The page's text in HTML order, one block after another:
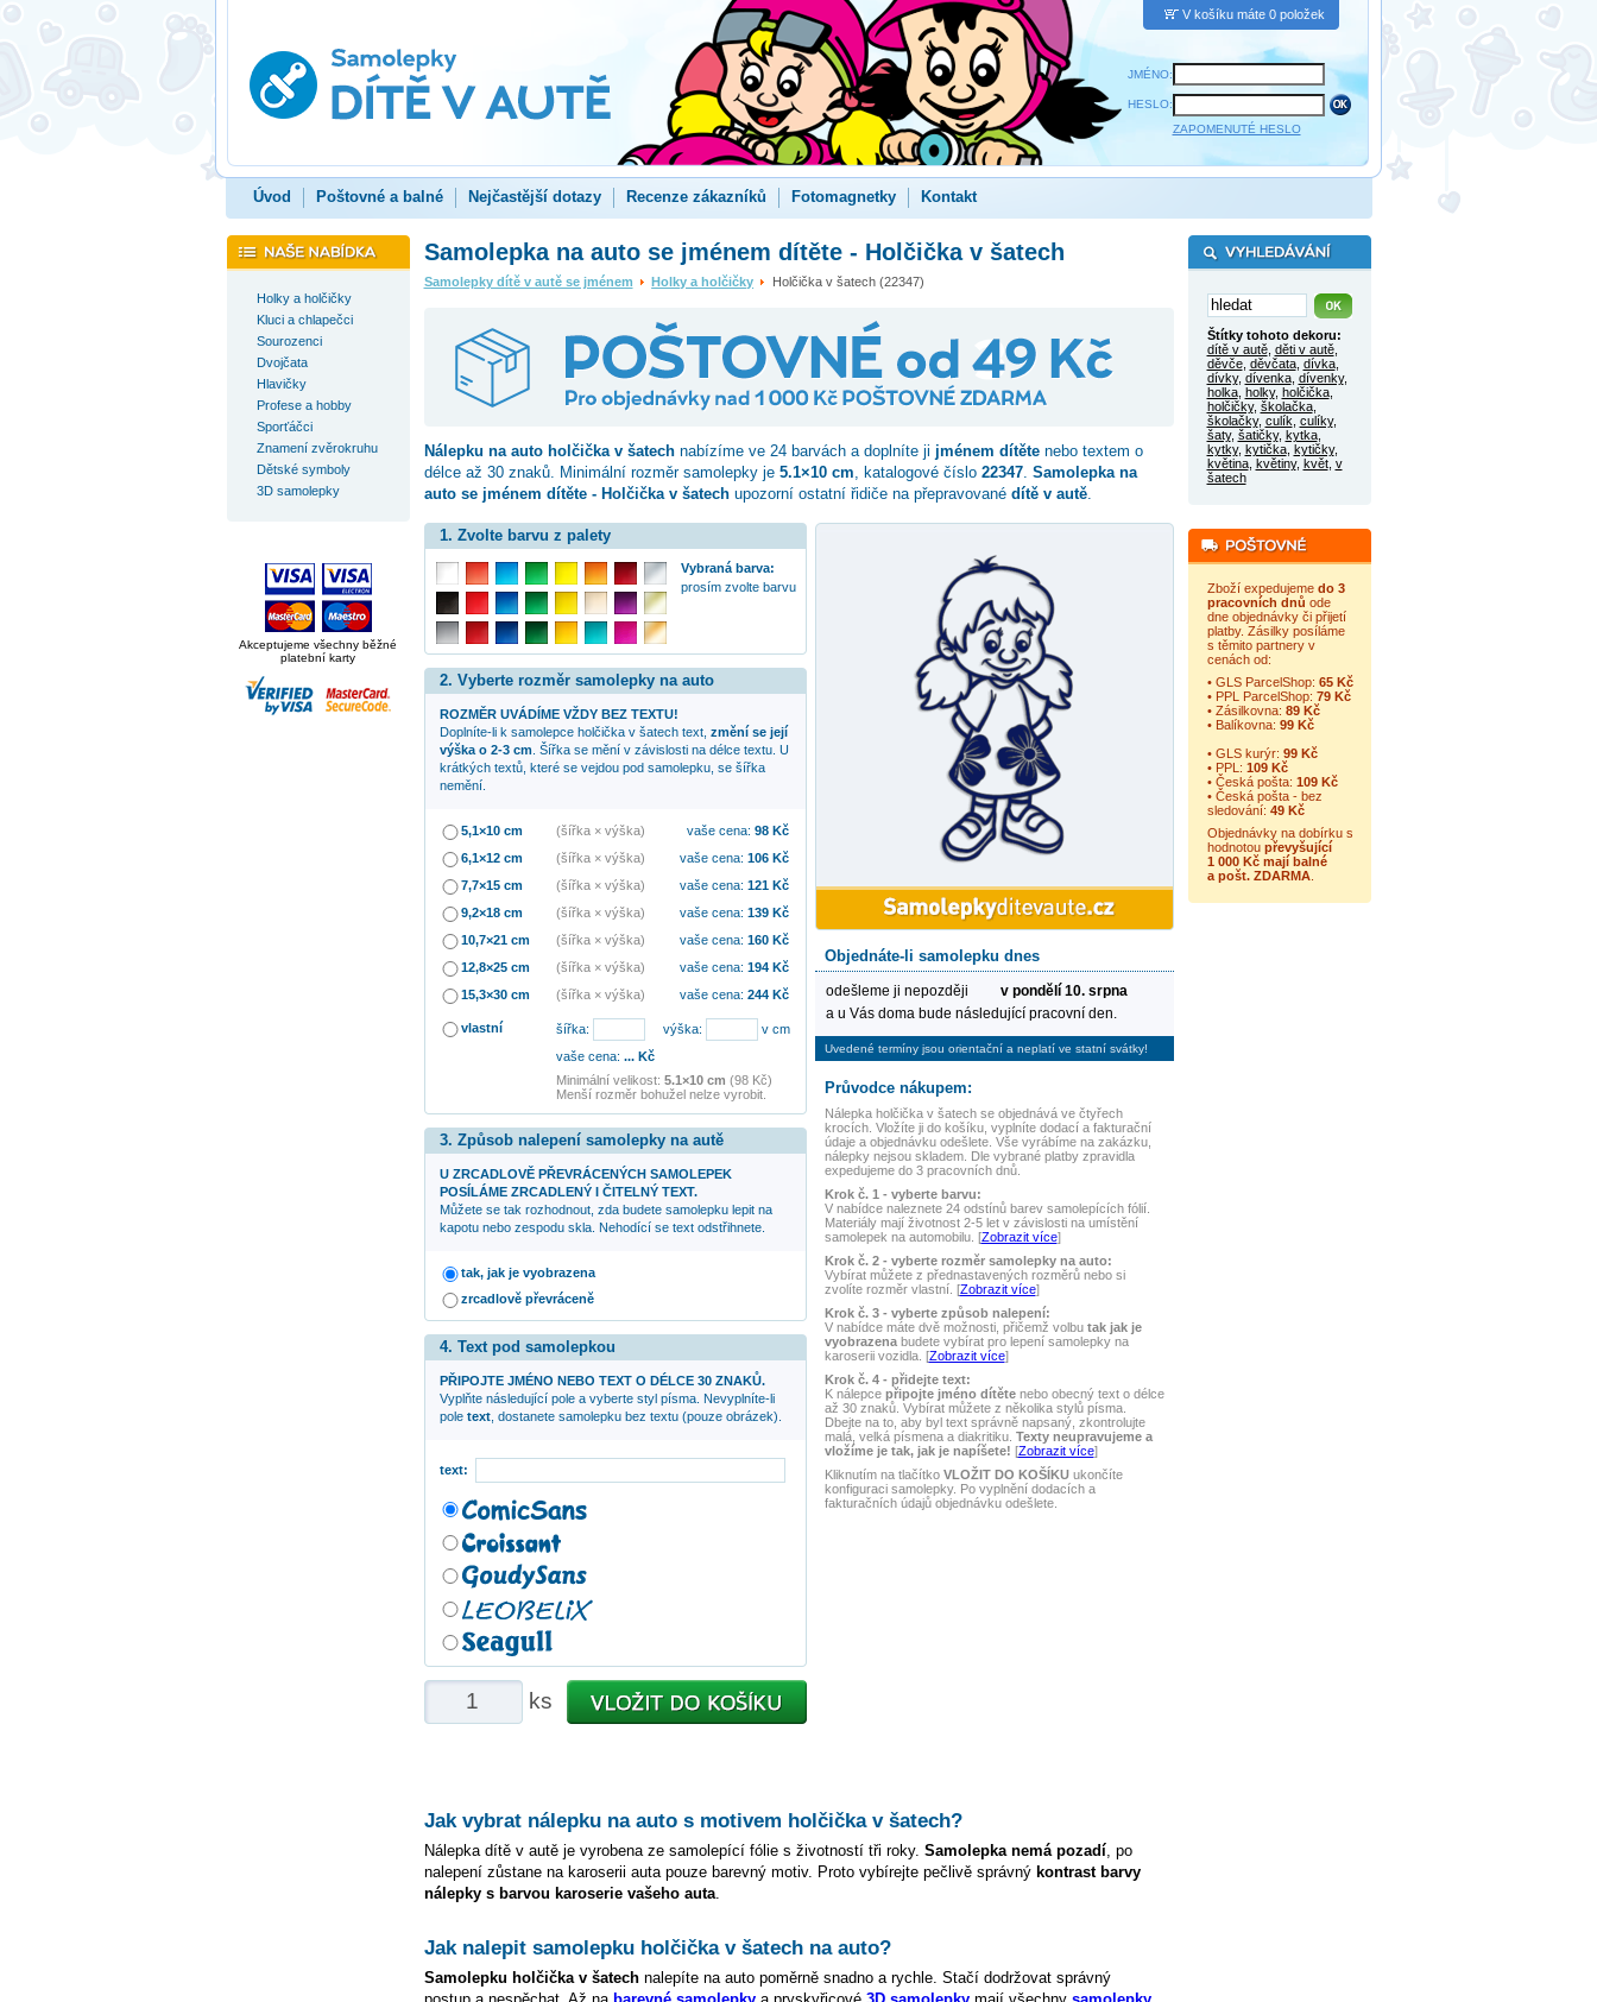
V košíku máte 0 položek
JMÉNO:
HESLO:
ZAPOMENUTÉ HESLO
Úvod Poštovné a balné Nejčastější dotazy Recenze zákazníků Fotomagnetky Kontakt
Holky a holčičky
Kluci a chlapečci
Sourozenci
Dvojčata
Hlavičky
Profese a hobby
Sporťáčci
Znamení zvěrokruhu
Dětské symboly
3D samolepky
Akceptujeme všechny běžné
platební karty
Samolepka na auto se jménem dítěte - Holčička v šatech
Samolepky dítě v autě se jménem Holky a holčičky Holčička v šatech (22347)
Nálepku na auto holčička v šatechnabízíme ve 24 barvách a doplníte ji jménem dítětenebo textem o
délce až 30 znaků. Minimální rozměr samolepky je 5.1×10 cm, katalogové číslo 22347. Samolepka na
auto se jménem dítěte - Holčička v šatechupozorní ostatní řidiče na přepravované dítě v autě.
Objednáte-li samolepku dnes
odešleme ji nepozději
v pondělí 10. srpna
a u Vás doma bude následující pracovní den.
Uvedené termíny jsou orientační a neplatí ve statní svátky!
Průvodce nákupem:
Nálepka holčička v šatechse objednává ve čtyřech
krocích. Vložíte ji do košíku, vyplníte dodací a fakturační
údaje a objednávku odešlete. Vše vyrábíme na zakázku,
nálepky nejsou skladem. Dle vybrané platby zpravidla
expedujeme do 3 pracovních dnů.
Krok č. 1 - vyberte barvu:
V nabídce naleznete 24 odstínů barev samolepících fólií.
Materiály mají životnost 2-5 let v závislosti na umístění
samolepek na automobilu. [Zobrazit více]
Krok č. 2 - vyberte rozměr samolepky na auto:
Vybírat můžete z přednastavených rozměrů nebo si
zvolíte rozměr vlastní. [Zobrazit více]
Krok č. 3 - vyberte způsob nalepení:
V nabídce máte dvě možnosti, přičemž volbu tak jak je
vyobrazenabudete vybírat pro lepení samolepky na
karoserii vozidla. [Zobrazit více]
Krok č. 4 - přidejte text:
K nálepce připojte jméno dítětenebo obecný text o délce
až 30 znaků. Vybírat můžete z několika stylů písma.
Dbejte na to, aby byl text správně napsaný, zkontrolujte
malá, velká písmena a diakritiku. Texty neupravujeme a
vložíme je tak, jak je napíšete! [Zobrazit více]
Kliknutím na tlačítko VLOŽIT DO KOŠÍKUukončíte
konfiguraci samolepky. Po vyplnění dodacích a
fakturačních údajů objednávku odešlete.
1. Zvolte barvu z palety
Vybraná barva:
prosím zvolte barvu
2. Vyberte rozměr samolepky na auto
ROZMĚR UVÁDÍME VŽDY BEZ TEXTU!
Doplníte-li k samolepce holčička v šatechtext, změní se její
výška o 2-3 cm. Šířka se mění v závislosti na délce textu. U
krátkých textů, které se vejdou pod samolepku, se šířka
nemění.
5,1×10 cm (šířka × výška) vaše cena: 98Kč
6,1×12 cm
(šířka × výška) vaše cena: 106Kč
7,7×15 cm
(šířka × výška) vaše cena: 121Kč
9,2×18 cm
(šířka × výška) vaše cena: 139Kč
10,7×21 cm
(šířka × výška) vaše cena: 160Kč
12,8×25 cm
(šířka × výška) vaše cena: 194Kč
15,3×30 cm
(šířka × výška) vaše cena: 244Kč
vlastní šířka: výška:
v cm
vaše cena: ...Kč
Minimální velikost: 5.1×10 cm (98 Kč)
Menší rozměr bohužel nelze vyrobit.
3. Způsob nalepení samolepky na autě
U ZRCADLOVĚ PŘEVRÁCENÝCH SAMOLEPEK
POSÍLÁME ZRCADLENÝ I ČITELNÝ TEXT.
Můžete se tak rozhodnout, zda budete samolepku lepit na
kapotu nebo zespodu skla. Nehodící se text odstřihnete.
tak, jak je vyobrazena
zrcadlově převráceně
4. Text pod samolepkou
PŘIPOJTE JMÉNO NEBO TEXT O DÉLCE 30 ZNAKŮ.
Vyplňte následující pole a vyberte styl písma. Nevyplníte-li
pole text, dostanete samolepku bez textu (pouze obrázek).
text:
ks
Jak vybrat nálepku na auto s motivem holčička v šatech?
Nálepka dítě v autě je vyrobena ze samolepící fólie s životností tři roky. Samolepka nemá pozadí, po
nalepení zůstane na karoserii auta pouze barevný motiv. Proto vybírejte pečlivě správný kontrast barvy
nálepky s barvou karoserie vašeho auta.
Jak nalepit samolepku holčička v šatechna auto?
Samolepku holčička v šatechnalepíte na auto poměrně snadno a rychle. Stačí dodržovat správný
Štítky tohoto dekoru:
dítě v autě, děti v autě,
děvče, děvčata, dívka,
dívky, dívenka, dívenky,
holka, holky, holčička,
holčičky, školačka,
školačky, culík culíky,
šaty, šatičky, kytka,
kytky, kytička, kytičky,
květina, květiny, květ, v
šatech
Zboží expedujeme do 3
pracovních dnů ode
dne objednávky či přijetí
platby. Zásilky posíláme
s těmito partnery v
cenách od:
• GLS ParcelShop: 65 Kč
• PPL ParcelShop: 79 Kč
• Zásilkovna: 89 Kč
• Balíkovna: 99 Kč
• GLS kurýr: 99 Kč
• PPL: 109 Kč
• Česká pošta: 109 Kč
• Česká pošta - bez
sledování: 49 Kč
Objednávky na dobírku s
hodnotou převyšující
1 000 Kč mají balné
a pošt. ZDARMA.